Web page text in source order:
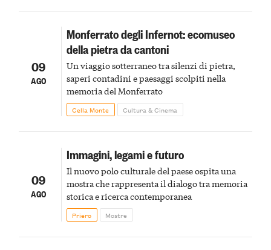
09
AGO
Monferrato degli Infernot: ecomuseo
della pietra da cantoni
Un viaggio sotterraneo tra silenzi di pietra,
saperi contadini e paesaggi scolpiti nella
memoria del Monferrato
Cella Monte Cultura & Cinema
09
AGO
Immagini, legami e futuro
Il nuovo polo culturale del paese ospita una
mostra che rappresenta il dialogo tra memoria
storica e ricerca contemporanea
Priero Mostre